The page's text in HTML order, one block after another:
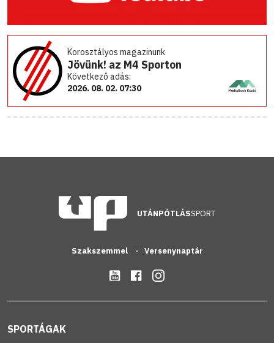
Korosztályos magazinunk
Jövünk! az M4 Sporton
Következő adás:
2026. 08. 02. 07:30
UTÁNPÓTLÁSSPORT
Szakszemmel Versenynaptár
SPORTÁGAK